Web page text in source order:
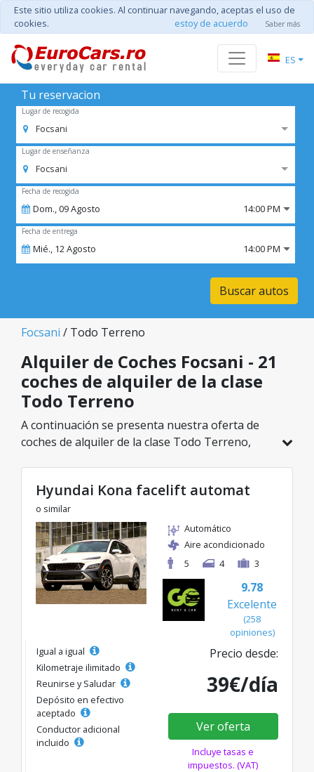
Este sitio utiliza cookies. Al continuar navegando, aceptas el uso de
cookies.
estoy de acuerdo Saber más
ES
Tu reservacion
Lugar de recogida
Focsani
Lugar de enseñanza
Focsani
Fecha de recogida
Dom.,09Agosto 14:00 PM
Fecha de entrega
Mié., 12Agosto 14:00 PM
Buscar autos
Focsani / Todo Terreno
Alquiler de Coches Focsani - 21
coches de alquiler de la clase
Todo Terreno
A continuación se presenta nuestra oferta de
coches de alquiler de la clase Todo Terreno,
modelo ideal de la categoría seleccionada, con
tarifas excelentes desde solo 27€/día.
Hyundai Kona facelift automat
o similar
Automático
Aire acondicionado
5
4 3
9.78
Excelente
(258
opiniones)
Igual a igual
Kilometraje ilimitado
Reunirse y Saludar
Depósito en efectivo
aceptado
Conductor adicional
incluido
Precio desde:
39€/día
Ver oferta
Incluye tasas e
impuestos. (VAT)